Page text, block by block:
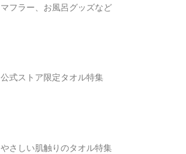
マフラー、お風呂グッズなど
公式ストア限定タオル特集
やさしい肌触りのタオル特集